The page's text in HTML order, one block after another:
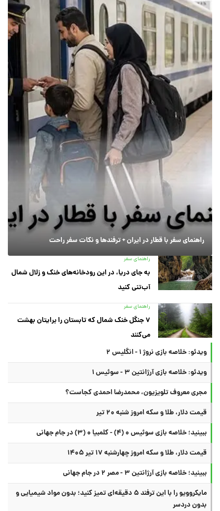
راهنمای سفر با قطار در ایران + ترفندها و نکات سفر راحت
راهنمای سفر
به جای دریا، در این رودخانه‌های خنک و زلال شمال
آب‌تنی کنید
راهنمای سفر
۷ جنگل خنک شمال که تابستان را برایتان بهشت
می‌کنند
ویدئو: خلاصه بازی نروژ ۱ - انگلیس ۲
ویدئو: خلاصه بازی آرژانتین ۳ - سوئیس ۱
مجری معروف تلویزیون، محمدرضا احمدی کجاست؟
قیمت دلار، طلا و سکه امروز شنبه ۲۰ تیر
ببینید؛ خلاصه بازی سوئیس ۰ (۴) - کلمبیا ۰ (۳) در جام جهانی
قیمت دلار، طلا و سکه امروز چهارشنبه ۱۷ تیر ۱۴۰۵
ببینید؛ خلاصه بازی آرژانتین ۳ - مصر ۲ در جام جهانی
مایکروویو را با این ترفند ۵ دقیقه‌ای تمیز کنید؛ بدون مواد شیمیایی و
بدون دردسر